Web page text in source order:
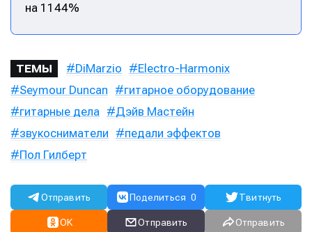
на 1144%
ТЕМЫ DiMarzio
Electro-Harmonix
Seymour Duncan
гитарное оборудование
гитарные дела
Дэйв Мастейн
звукосниматели
педали эффектов
Пол Гилберт
Отправить Поделиться 0 Твитнуть
OK Отправить Отправить